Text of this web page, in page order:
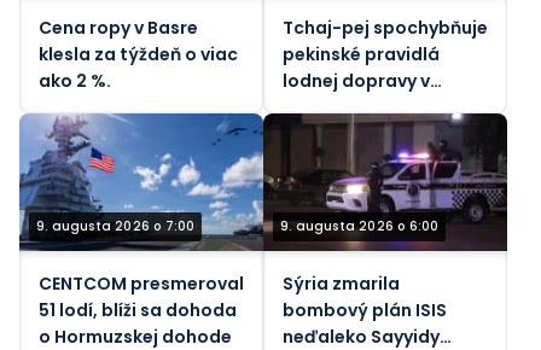
Cena ropy v Basre
klesla za týždeň o viac
ako 2 %.
Tchaj-pej spochybňuje
pekinské pravidlá
lodnej dopravy v
Taiwanskom prielive
počas tajfúnu
9. augusta 2026 o 7:00
CENTCOM presmeroval
51 lodí, blíži sa dohoda
o Hormuzskej dohode
9. augusta 2026 o 6:00
Sýria zmarila
bombový plán ISIS
neďaleko Sayyidy